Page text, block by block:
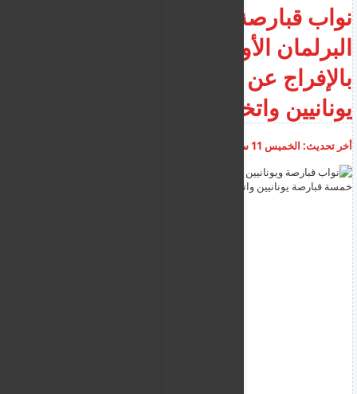
نواب قبارصة ويونانيين في
البرلمان الأوروبي يطالبون
بالإفراج عن خمسة قبارصة
يونانيين واتخاذ إجراءات ضد تركيا
أخر تحديث: الخميس 11 سبتمبر 2025